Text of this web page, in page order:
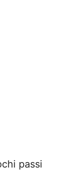
passi